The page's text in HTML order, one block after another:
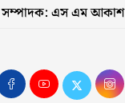
সম্পাদক: এস এম আকাশ